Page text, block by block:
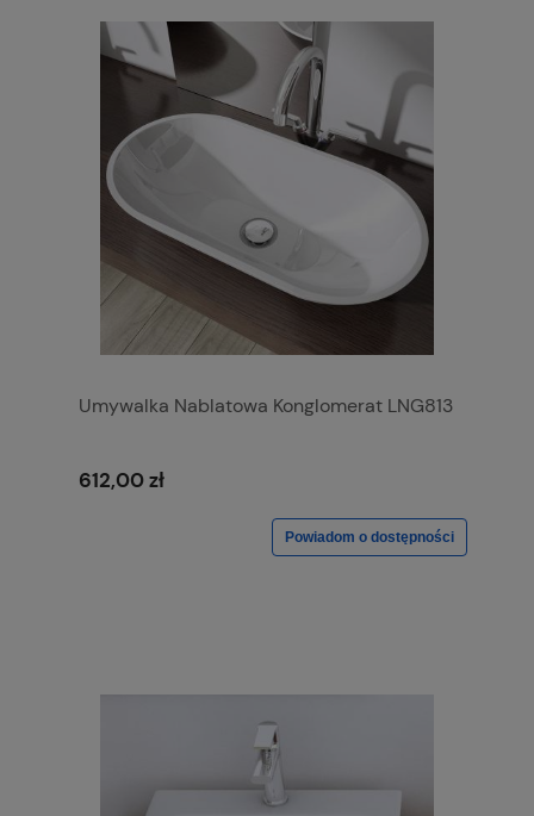
Umywalka Nablatowa Konglomerat LNG813
612,00 zł
Powiadom o dostępności